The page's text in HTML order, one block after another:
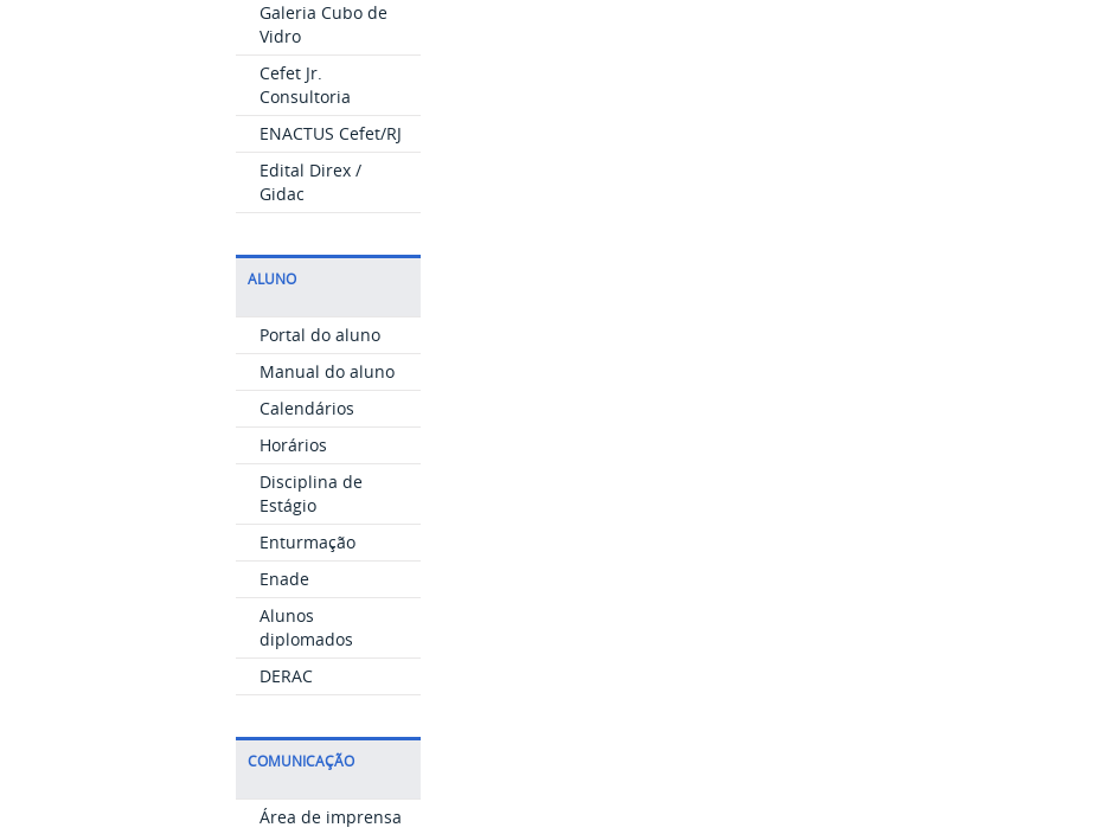
Galeria Cubo de
Vidro
Cefet Jr.
Consultoria
ENACTUS Cefet/RJ
Edital Direx /
Gidac
ALUNO
Portal do aluno
Manual do aluno
Calendários
Horários
Disciplina de
Estágio
Enturmação
Enade
Alunos
diplomados
DERAC
COMUNICAÇÃO
Área de imprensa